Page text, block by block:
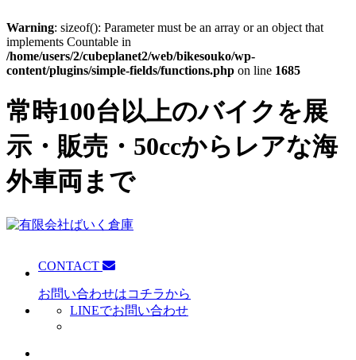
Warning: sizeof(): Parameter must be an array or an object that
implements Countable in
/home/users/2/cubeplanet2/web/bikesouko/wp-
content/plugins/simple-fields/functions.php on line 1685
常時100台以上のバイクを展
示・販売・50ccからレアな海
外車両まで
CONTACT
お問い合わせはコチラから
LINEでお問い合わせ